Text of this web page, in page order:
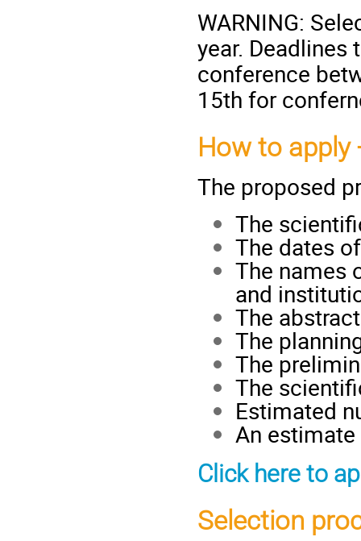
WARNING:
year.
conference
15th for
How to apply
The proposed
The
The dates
The names
and
The
The
The
The
Estimated
An
Click here to
Selection